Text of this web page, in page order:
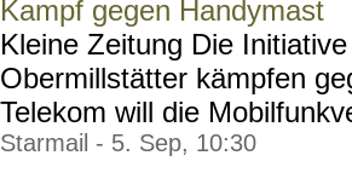
Kampf gegen Handymast
Kleine Zeitung Die
Obermillstätter kämpfen
Telekom will die
Starmail - 5. Sep, 10:30